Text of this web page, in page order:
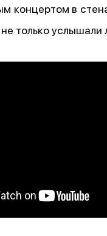
концертом в
только